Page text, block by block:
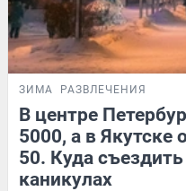
ЗИМА РАЗВЛЕЧЕНИЯ
В центре
5000, а в Якутске
50. Куда
каникулах